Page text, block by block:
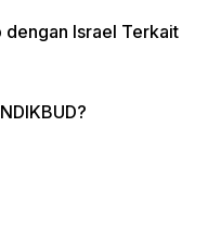
dengan Israel Terkait